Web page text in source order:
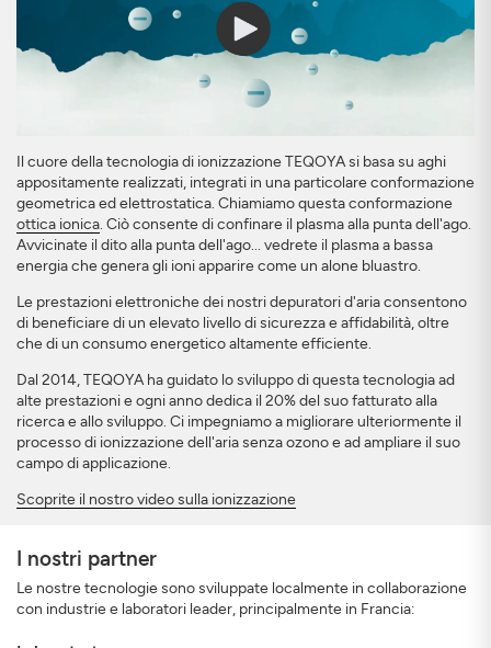
Il cuore della tecnologia di ionizzazione TEQOYA si basa su aghi
appositamente realizzati, integrati in una particolare conformazione
geometrica ed elettrostatica. Chiamiamo questa conformazione
ottica ionica. Ciò consente di confinare il plasma alla punta dell'ago.
Avvicinate il dito alla punta dell'ago... vedrete il plasma a bassa
energia che genera gli ioni apparire come un alone bluastro.
Le prestazioni elettroniche dei nostri depuratori d'aria consentono
di beneficiare di un elevato livello di sicurezza e affidabilità, oltre
che di un consumo energetico altamente efficiente.
Dal 2014, TEQOYA ha guidato lo sviluppo di questa tecnologia ad
alte prestazioni e ogni anno dedica il 20% del suo fatturato alla
ricerca e allo sviluppo. Ci impegniamo a migliorare ulteriormente il
processo di ionizzazione dell'aria senza ozono e ad ampliare il suo
campo di applicazione.
Scoprite il nostro video sulla ionizzazione
I nostri partner
Le nostre tecnologie sono sviluppate localmente in collaborazione
con industrie e laboratori leader, principalmente in Francia: